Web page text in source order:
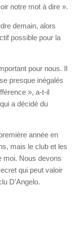
notre mot à dire ».
demain, alors
possible pour la
pour nous. Il
presque inégalés
», a-t-il
a décidé du
année en
mais le club et les
moi. Nous devons
qui peut valoir
D’Angelo.